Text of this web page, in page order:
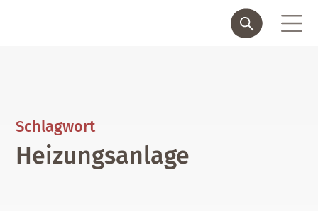
Schlagwort
Heizungsanlage